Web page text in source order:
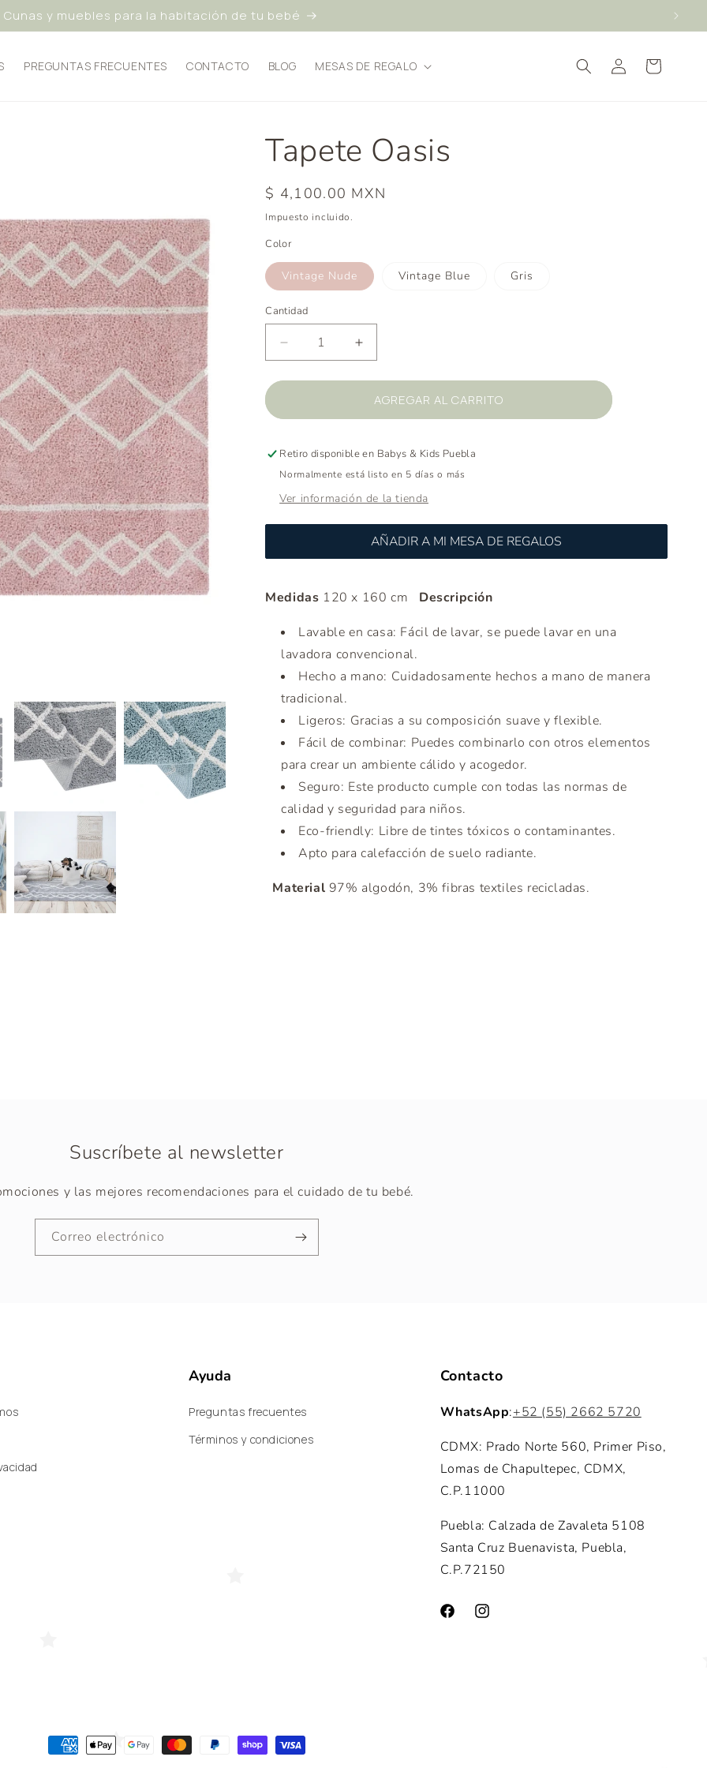
Cunas y muebles para la habitación de tu bebé
PREGUNTAS FRECUENTES CONTACTO BLOG MESAS DE REGALO
Iniciar
sesión
Carrito
Tapete Oasis
Precio
habitual
$ 4,100.00 MXN
Impuesto incluido.
Color
Vintage Nude Vintage Blue Gris
Cantidad
Reducir
cantidad
para
Oasis
Aumentar
cantidad
para
Tapete
Oasis
AGREGAR AL CARRITO
Retiro disponible en Babys & Kids Puebla
Normalmente está listo en 5 días o más
Ver información de la tienda
AÑADIR A MI MESA DE REGALOS
Medidas 120 x 160 cm Descripción
Lavable en casa: Fácil de lavar, se puede lavar en una
lavadora convencional.
Hecho a mano: Cuidadosamente hechos a mano de manera
tradicional.
Ligeros: Gracias a su composición suave y flexible.
Fácil de combinar: Puedes combinarlo con otros elementos
para crear un ambiente cálido y acogedor.
Seguro: Este producto cumple con todas las normas de
calidad y seguridad para niños.
Eco-friendly: Libre de tintes tóxicos o contaminantes.
Apto para calefacción de suelo radiante.
Material 97% algodón, 3% fibras textiles recicladas.
Suscríbete al newsletter
y las mejores recomendaciones para el cuidado de tu bebé.
Correo electrónico
Ayuda
Preguntas frecuentes
Términos y condiciones
Contacto
WhatsApp:+52 (55) 2662 5720
CDMX: Prado Norte 560, Primer Piso,
Lomas de Chapultepec, CDMX,
C.P.11000
Puebla: Calzada de Zavaleta 5108
Santa Cruz Buenavista, Puebla,
C.P.72150
FacebookInstagram
Formas